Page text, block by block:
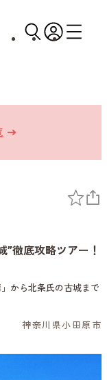
”徹底攻略ツアー！
から北条氏の古城まで
神奈川県小田原市